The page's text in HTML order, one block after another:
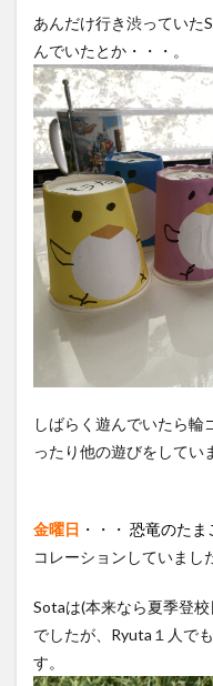
あんだけ行き渋っていた
んでいたとか・・・。
しばらく遊んでいたら輪
ったり他の遊びをしてい
金曜日 ・・・ 恐竜のたま
コレーションしていまし
Sotaは(本来なら夏季登
でしたが、Ryuta１人で
す。